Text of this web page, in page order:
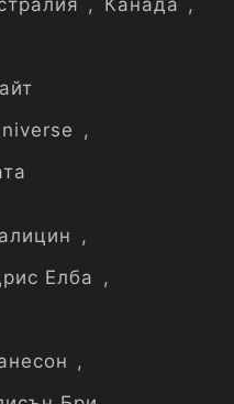
, Канада ,
,
,
Елба
,
,